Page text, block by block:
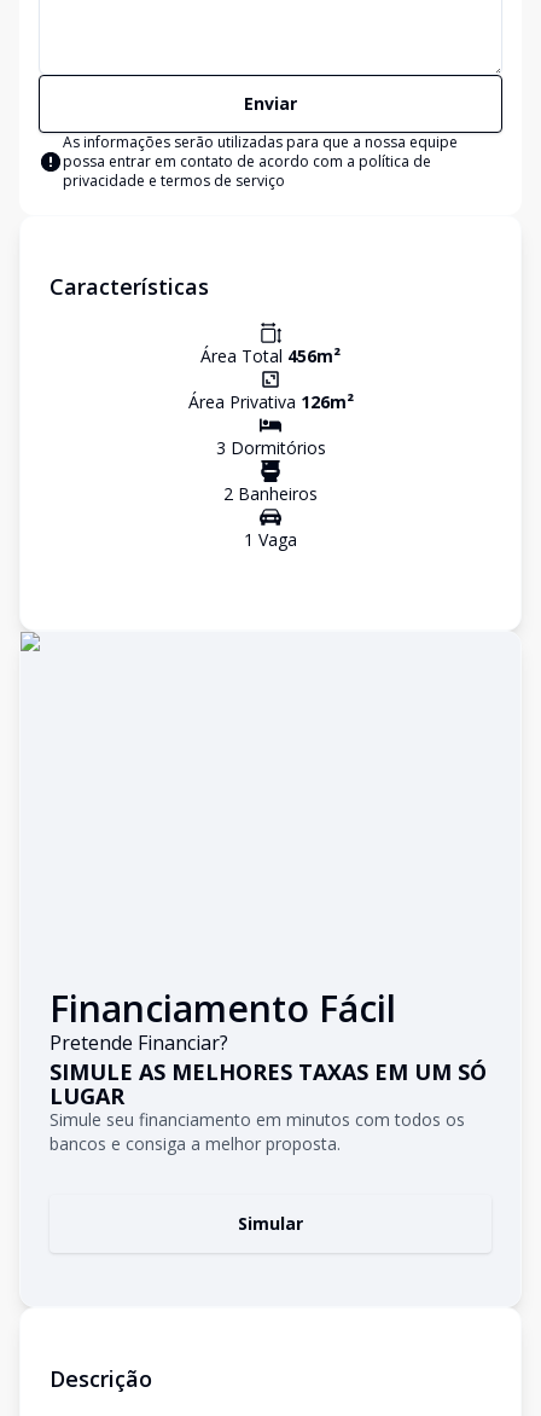
Enviar
As informações serão utilizadas para que a nossa equipe
possa entrar em contato de acordo com a política de
privacidade e termos de serviço
Características
Área Total 456m²
Área Privativa 126m²
3 Dormitórios
2 Banheiros
1 Vaga
Financiamento Fácil
Pretende Financiar?
SIMULE AS MELHORES TAXAS EM UM SÓ
LUGAR
Simule seu financiamento em minutos com todos os
bancos e consiga a melhor proposta.
Simular
Descrição